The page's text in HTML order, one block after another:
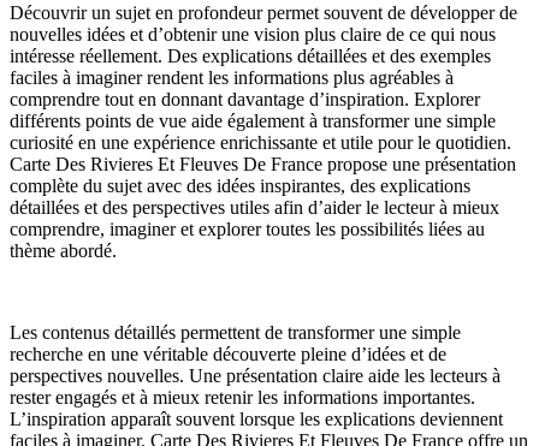
Découvrir un sujet en profondeur permet souvent de développer de
nouvelles idées et d’obtenir une vision plus claire de ce qui nous
intéresse réellement. Des explications détaillées et des exemples
faciles à imaginer rendent les informations plus agréables à
comprendre tout en donnant davantage d’inspiration. Explorer
différents points de vue aide également à transformer une simple
curiosité en une expérience enrichissante et utile pour le quotidien.
Carte Des Rivieres Et Fleuves De France propose une présentation
complète du sujet avec des idées inspirantes, des explications
détaillées et des perspectives utiles afin d’aider le lecteur à mieux
comprendre, imaginer et explorer toutes les possibilités liées au
thème abordé.
Les contenus détaillés permettent de transformer une simple
recherche en une véritable découverte pleine d’idées et de
perspectives nouvelles. Une présentation claire aide les lecteurs à
rester engagés et à mieux retenir les informations importantes.
L’inspiration apparaît souvent lorsque les explications deviennent
faciles à imaginer. Carte Des Rivieres Et Fleuves De France offre un